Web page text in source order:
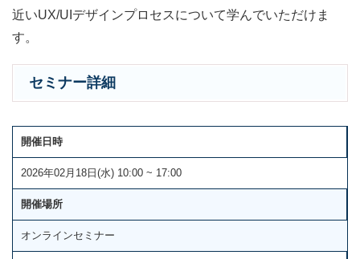
近いUX/UIデザインプロセスについて学んでいただけま
す。
セミナー詳細
開催日時
2026年02月18日(水) 10:00 ~ 17:00
開催場所
オンラインセミナー